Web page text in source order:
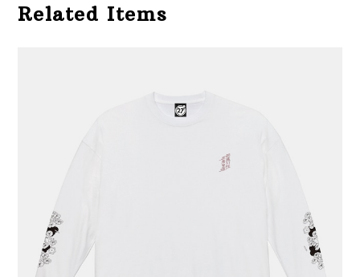
Related Items